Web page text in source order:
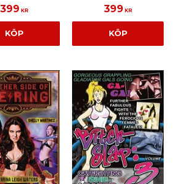
399 KR
KÖP
399 KR
KÖP